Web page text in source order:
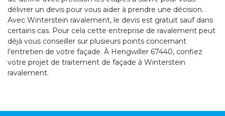
délivrer un devis pour vous aider à prendre une décision.
Avec Winterstein ravalement, le devis est gratuit sauf dans
certains cas. Pour cela cette entreprise de ravalement peut
déjà vous conseiller sur plusieurs points concernant
l’entretien de votre façade. À Hengwiller 67440, confiez
votre projet de traitement de façade à Winterstein
ravalement.